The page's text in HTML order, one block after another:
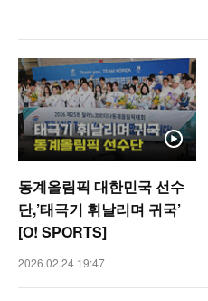
동계올림픽 대한민국 선수
단,’태극기 휘날리며 귀국’
[O! SPORTS]
2026.02.24 19:47